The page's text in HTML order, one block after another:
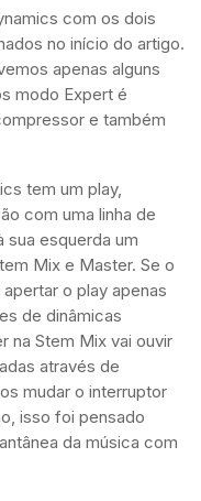
com os dois
no início do artigo.
apenas alguns
modo Expert é
e também
tem um play,
com uma linha de
esquerda um
Mix e Master. Se o
o play apenas
de dinâmicas
na Stem Mix vai ouvir
através de
mudar o interruptor
isso foi pensado
da música com